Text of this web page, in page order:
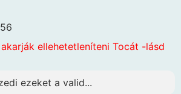
ellehetetleníteni Tocát -lásd
ezeket a valid...